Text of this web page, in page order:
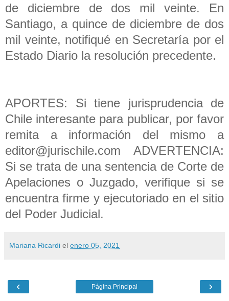
de diciembre de dos mil veinte. En
Santiago, a quince de diciembre de dos
mil veinte, notifiqué en Secretaría por el
Estado Diario la resolución precedente.
APORTES: Si tiene jurisprudencia de
Chile interesante para publicar, por favor
remita a información del mismo a
editor@jurischile.com ADVERTENCIA:
Si se trata de una sentencia de Corte de
Apelaciones o Juzgado, verifique si se
encuentra firme y ejecutoriado en el sitio
del Poder Judicial.
Mariana Ricardi el enero 05, 2021
‹ ›
Página Principal